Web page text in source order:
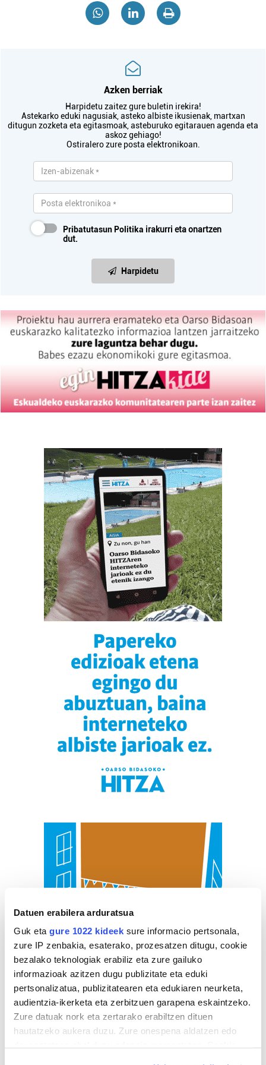
Datuen erabilera arduratsua
Guk eta gure 1022 kideek sure informacio pertsonala,
zure IP zenbakia, esaterako, prozesatzen ditugu, cookie
bezalako teknologiak erabiliz eta zure gailuko
informazioak azitzen dugu publizitate eta eduki
pertsonalizatua, publizitatearen eta edukiaren neurketa,
audientzia-ikerketa eta zerbitzuen garapena eskaintzeko.
Zure datuak nork eta zertarako erabiltzen dituen
hautatzeko aukera duzu. Zure onespena aldatzen edo
Azken berriak
Harpidetu zaitez gure buletin irekira!
Astekarko eduki nagusiak, asteko albiste ikusienak, martxan
ditugun zozketa eta egitasmoak, asteburuko egitarauen agenda eta
askoz gehiago!
Ostiralero zure posta elektronikoan.
Pribatutasun Politika irakurri eta onartzen
dut.
Harpidetu